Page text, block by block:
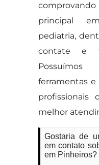
principal
pediatria,
contate e
ferramentas
profissionais
melhor
Gostaria de
em contato
em Pinheiros?